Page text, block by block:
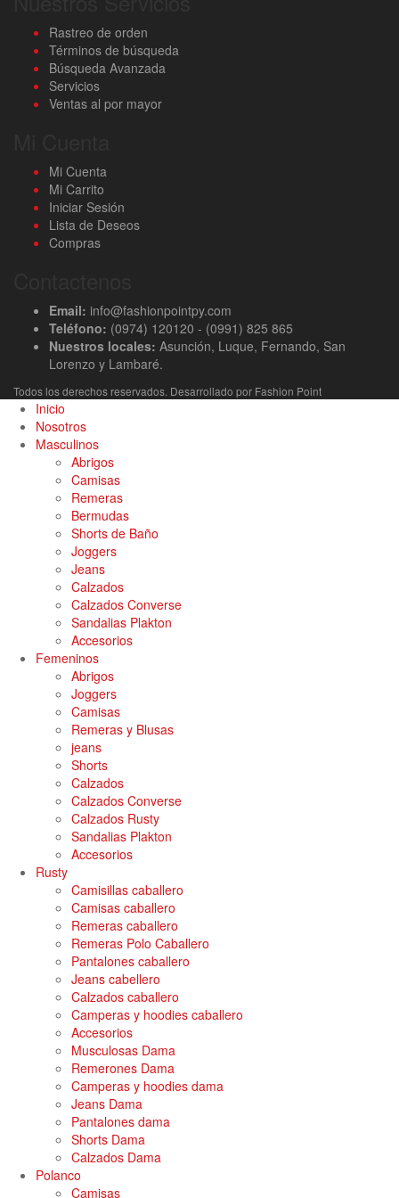
Rastreo de orden
Términos de búsqueda
Búsqueda Avanzada
Servicios
Ventas al por mayor
Mi Cuenta
Mi Carrito
Iniciar Sesión
Lista de Deseos
Compras
Email: info@fashionpointpy.com
Teléfono: (0974) 120120 - (0991) 825 865
Nuestros locales: Asunción, Luque, Fernando, San
Lorenzo y Lambaré.
Todos los derechos reservados. Desarrollado por Fashion Point
Inicio
Nosotros
Masculinos
Abrigos
Camisas
Remeras
Bermudas
Shorts de Baño
Joggers
Jeans
Calzados
Calzados Converse
Sandalias Plakton
Accesorios
Femeninos
Abrigos
Joggers
Camisas
Remeras y Blusas
jeans
Shorts
Calzados
Calzados Converse
Calzados Rusty
Sandalias Plakton
Accesorios
Rusty
Camisillas caballero
Camisas caballero
Remeras caballero
Remeras Polo Caballero
Pantalones caballero
Jeans cabellero
Calzados caballero
Camperas y hoodies caballero
Accesorios
Musculosas Dama
Remerones Dama
Camperas y hoodies dama
Jeans Dama
Pantalones dama
Shorts Dama
Calzados Dama
Polanco
Camisas